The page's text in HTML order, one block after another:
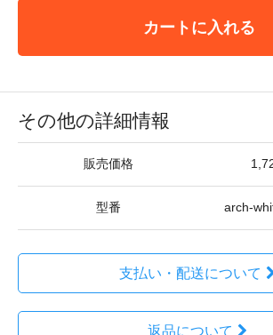
カートに入れる
その他の詳細情報
販売価格
型番 arch-
支払い・配送について
返品について